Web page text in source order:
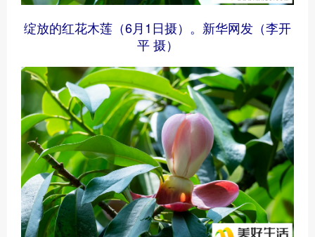
绽放的红花木莲（6月1日摄）。新华网发（李开
平 摄）